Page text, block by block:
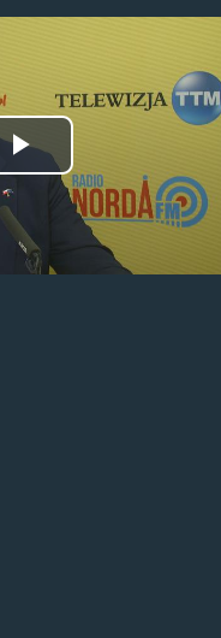
Odtwórz
wideo